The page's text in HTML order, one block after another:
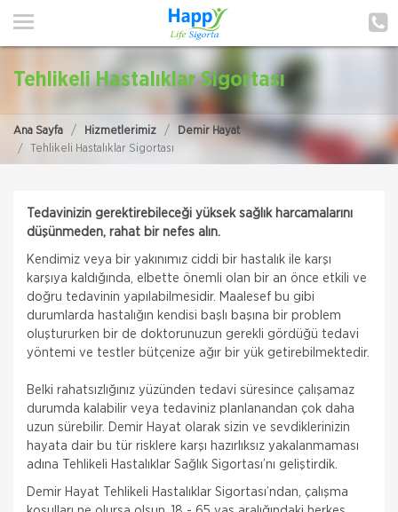
ANA SAYFA
POLIÇE HATIRLAT
MÜŞTERI GIRIŞI
TEKLİF AL
Tehlikeli Hastalıklar Sigortası
Ana Sayfa Hizmetlerimiz
Demir Hayat
Tehlikeli Hastalıklar Sigortası
Tedavinizin gerektirebileceği yüksek sağlık harcamalarını
düşünmeden, rahat bir nefes alın.
Kendimiz veya bir yakınımız ciddi bir hastalık ile karşı
karşıya kaldığında, elbette önemli olan bir an önce etkili ve
doğru tedavinin yapılabilmesidir. Maalesef bu gibi
durumlarda hastalığın kendisi başlı başına bir problem
oluştururken bir de doktorunuzun gerekli gördüğü tedavi
yöntemi ve testler bütçenize ağır bir yük getirebilmektedir.
Belki rahatsızlığınız yüzünden tedavi süresince çalışamaz
durumda kalabilir veya tedaviniz planlanandan çok daha
uzun sürebilir. Demir Hayat olarak sizin ve sevdiklerinizin
hayata dair bu tür risklere karşı hazırlıksız yakalanmaması
adına Tehlikeli Hastalıklar Sağlık Sigortası’nı geliştirdik.
Demir Hayat Tehlikeli Hastalıklar Sigortası’ndan, çalışma